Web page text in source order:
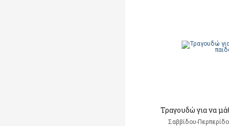
Τραγουδώ για να
Σαββίδου-